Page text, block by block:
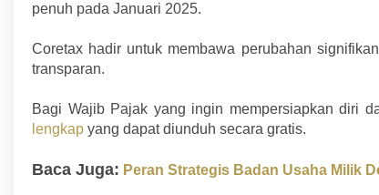
penuh pada Januari 2025.
Coretax hadir untuk membawa perubahan
transparan.
Bagi Wajib Pajak yang ingin mempersiapkan diri
lengkap yang dapat diunduh secara gratis.
Baca Juga: Peran Strategis Badan Usaha Milik